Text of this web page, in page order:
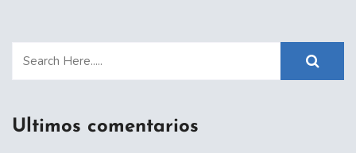
Ultimos comentarios